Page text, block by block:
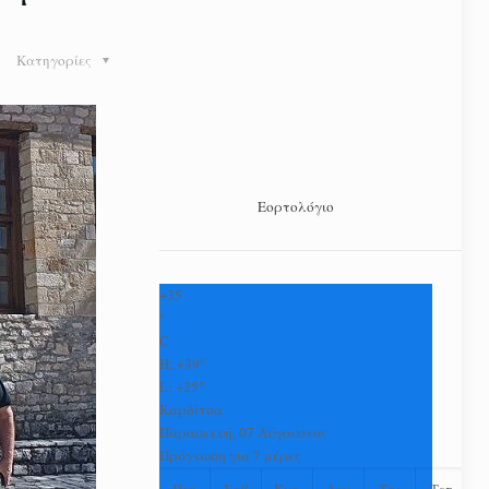
Κατηγορίες
Εορτολόγιο
+35
°
C
H:+39°
L:+25°
Καρδίτσα
Παρασκευή, 07 Αύγουστος
Πρόγνωση για 7 μέρες